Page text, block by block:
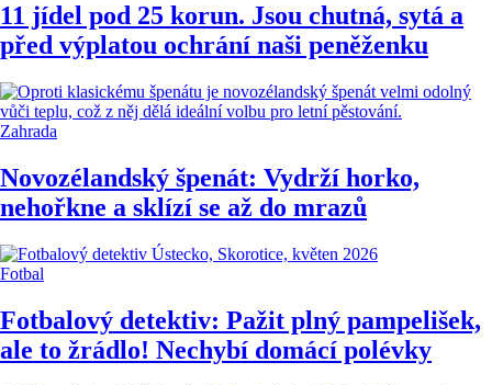
11 jídel pod 25 korun. Jsou chutná, sytá a
před výplatou ochrání naši peněženku
Zahrada
Novozélandský špenát: Vydrží horko,
nehořkne a sklízí se až do mrazů
Fotbal
Fotbalový detektiv: Pažit plný pampelišek,
ale to žrádlo! Nechybí domácí polévky